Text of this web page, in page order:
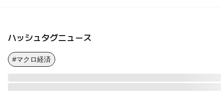
ハッシュタグニュース
#マクロ経済